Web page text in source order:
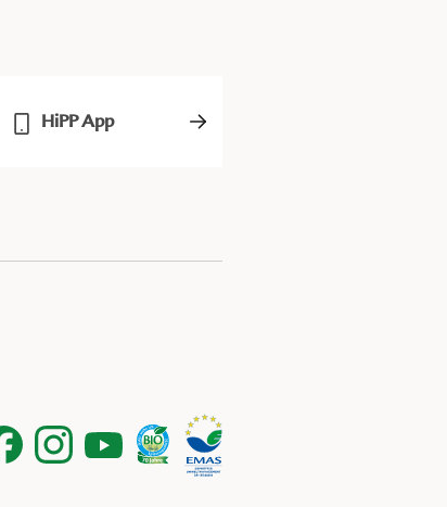
HiPP App